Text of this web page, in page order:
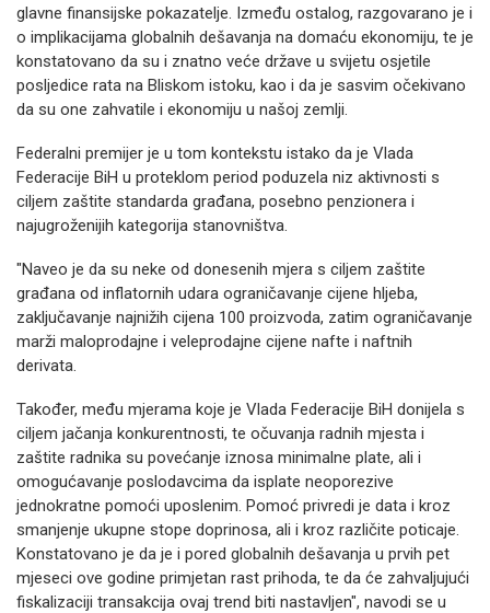
glavne finansijske pokazatelje. Između ostalog, razgovarano je i
o implikacijama globalnih dešavanja na domaću ekonomiju, te je
konstatovano da su i znatno veće države u svijetu osjetile
posljedice rata na Bliskom istoku, kao i da je sasvim očekivano
da su one zahvatile i ekonomiju u našoj zemlji.
Federalni premijer je u tom kontekstu istako da je Vlada
Federacije BiH u proteklom period poduzela niz aktivnosti s
ciljem zaštite standarda građana, posebno penzionera i
najugroženijih kategorija stanovništva.
"Naveo je da su neke od donesenih mjera s ciljem zaštite
građana od inflatornih udara ograničavanje cijene hljeba,
zaključavanje najnižih cijena 100 proizvoda, zatim ograničavanje
marži maloprodajne i veleprodajne cijene nafte i naftnih
derivata.
Također, među mjerama koje je Vlada Federacije BiH donijela s
ciljem jačanja konkurentnosti, te očuvanja radnih mjesta i
zaštite radnika su povećanje iznosa minimalne plate, ali i
omogućavanje poslodavcima da isplate neoporezive
jednokratne pomoći uposlenim. Pomoć privredi je data i kroz
smanjenje ukupne stope doprinosa, ali i kroz različite poticaje.
Konstatovano je da je i pored globalnih dešavanja u prvih pet
mjeseci ove godine primjetan rast prihoda, te da će zahvaljujući
fiskalizaciji transakcija ovaj trend biti nastavljen", navodi se u